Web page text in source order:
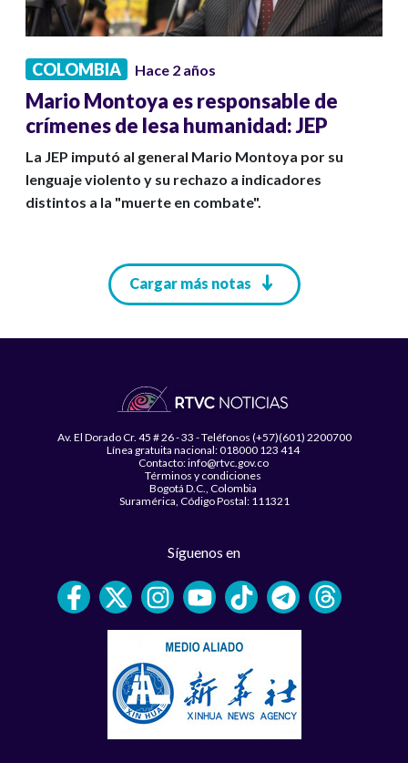
COLOMBIA Hace 2 años
Mario Montoya es responsable de
crímenes de lesa humanidad: JEP
La JEP imputó al general Mario Montoya por su
lenguaje violento y su rechazo a indicadores
distintos a la "muerte en combate".
Cargar más notas
Av. El Dorado Cr. 45 # 26 - 33 - Teléfonos (+57)(601) 2200700
Línea gratuita nacional: 018000 123 414
Contacto: info@rtvc.gov.co
Términos y condiciones
Bogotá D.C., Colombia
Suramérica, Código Postal: 111321
Síguenos en